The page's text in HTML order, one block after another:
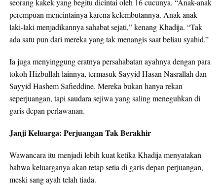
seorang kakek yang begitu dicintai oleh 16 cucunya. “Anak-anak
perempuan mencintainya karena kelembutannya. Anak-anak
laki-laki menjadikannya sahabat sejati,” kenang Khadija. “Tak
ada satu pun dari mereka yang tak menangis saat beliau syahid.”
Ia juga menyinggung eratnya persahabatan ayahnya dengan para
tokoh Hizbullah lainnya, termasuk Sayyid Hasan Nasrallah dan
Sayyid Hashem Safieddine. Mereka bukan hanya rekan
seperjuangan, tapi saudara sejiwa yang saling meneguhkan di
garis depan perlawanan.
Janji Keluarga: Perjuangan Tak Berakhir
Wawancara itu menjadi lebih kuat ketika Khadija menyatakan
bahwa keluarganya akan tetap setia di garis depan perjuangan,
meski sang ayah telah tiada.